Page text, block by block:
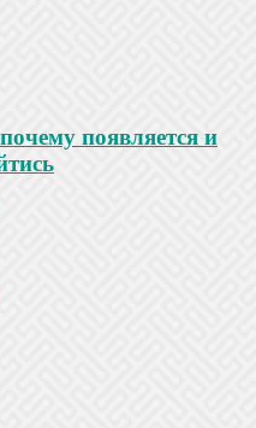
появляется и